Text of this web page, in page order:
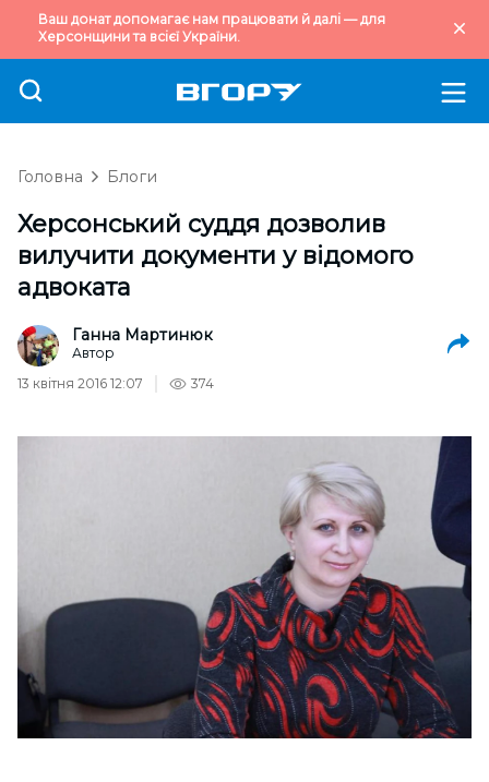
Ваш донат допомагає нам працювати й далі — для
Херсонщини та всієї України.
Головна Блоги
Херсонський суддя дозволив
вилучити документи у відомого
адвоката
Ганна Мартинюк
Автор
13 квітня 2016 12:07
374